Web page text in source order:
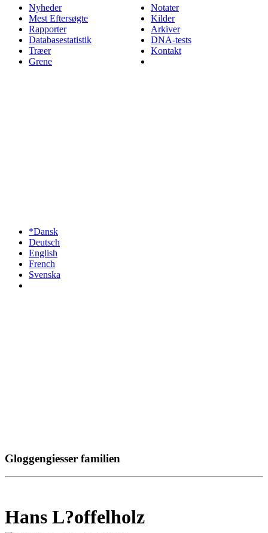
Nyheder
Mest Eftersøgte
Rapporter
Databasestatistik
Træer
Grene
Notater
Kilder
Arkiver
DNA-tests
Kontakt
*Dansk
Deutsch
English
French
Svenska
Gloggengiesser familien
Hans L?offelholz